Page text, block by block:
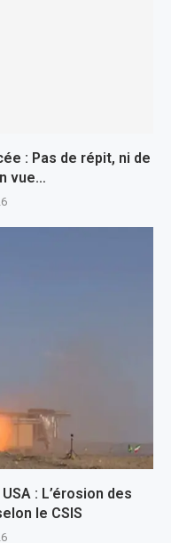
: Pas de répit, ni de
vue…
: L’érosion des
le CSIS